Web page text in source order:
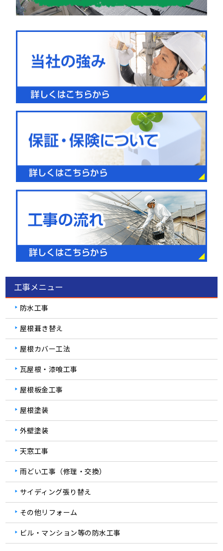
工事メニュー
防水工事
屋根葺き替え
屋根カバー工法
瓦屋根・漆喰工事
屋根板金工事
屋根塗装
外壁塗装
天窓工事
雨どい工事（修理・交換）
サイディング張り替え
その他リフォーム
ビル・マンション等の防水工事